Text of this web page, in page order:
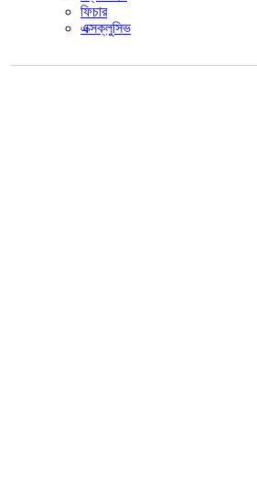
ফিচার
এক্সক্লুসিভ